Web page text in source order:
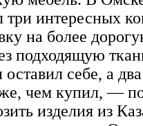
интересных
на более
подходящую
себе, а
чем купил, —
изделия из